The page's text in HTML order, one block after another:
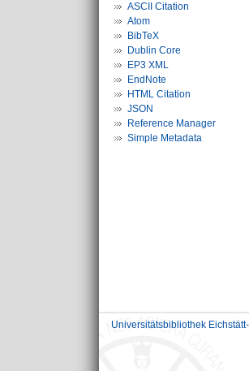
ASCII Citation
Atom
BibTeX
Dublin Core
EP3 XML
EndNote
HTML Citation
JSON
Reference Manager
Simple Metadata
Universitätsbibliothek